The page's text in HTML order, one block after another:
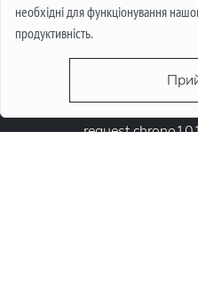
необхідні для функціонування
продуктивність.